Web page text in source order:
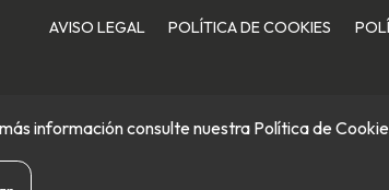
AVISO LEGAL POLÍTICA DE COOKIES
información consulte nuestra Política de